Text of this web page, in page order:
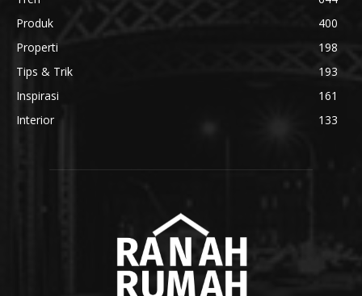
Produk
400
Properti
198
Tips & Trik
193
Inspirasi
161
Interior
133